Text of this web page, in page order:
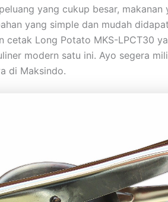
yang cukup besar,
yang simple dan mudah
cetak Long Potato MKS-LPCT30
modern satu ini. Ayo segera
di Maksindo.